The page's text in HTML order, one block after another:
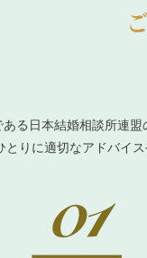
る日本結婚相談所連
りに適切なアドバイ